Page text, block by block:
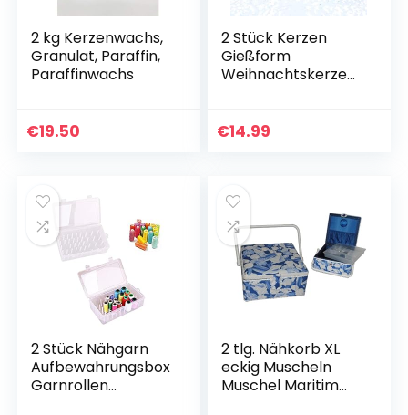
2 kg Kerzenwachs,
Granulat, Paraffin,
Paraffinwachs
€19.50
2 Stück Kerzen
Gießform
Weihnachtskerzenf
DIY Silikonform für
€14.99
2 Stück Nähgarn
Aufbewahrungsbox
Garnrollen
2 tlg. Nähkorb XL
eckig Muscheln
Muschel Maritim